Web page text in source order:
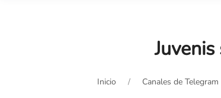
Inicio Canales de Telegram